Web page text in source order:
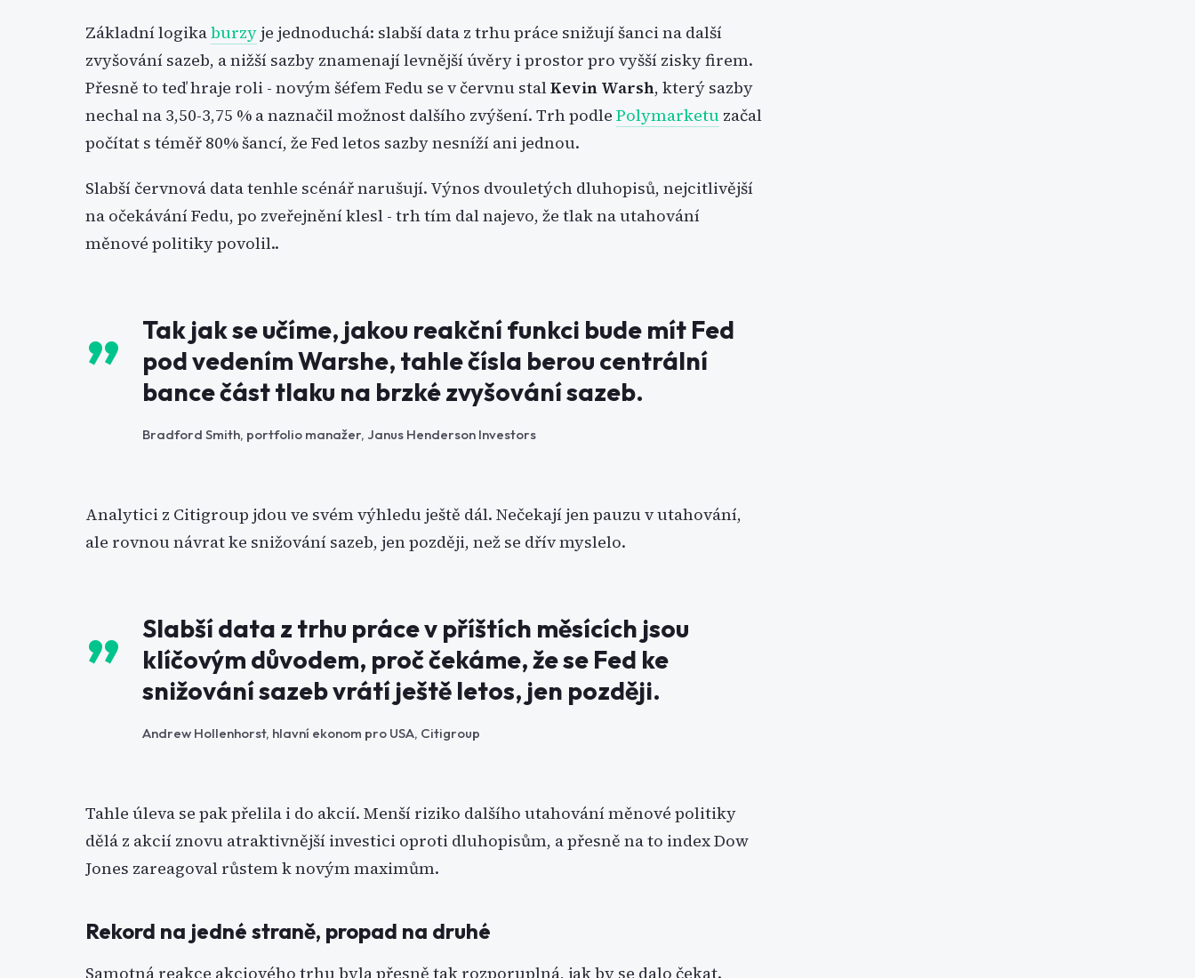
Základní logikaburzy je jednoduchá: slabší data z trhu práce snižují šanci na další
zvyšování sazeb, a nižší sazby znamenají levnější úvěry i prostor pro vyšší zisky firem.
Přesně to teď hraje roli - novým šéfem Fedu se v červnu stalKevin Warsh, který sazby
nechal na 3,50-3,75 % a naznačil možnost dalšího zvýšení. Trh podle Polymarketu začal
počítat s téměř 80% šancí, že Fed letos sazby nesníží ani jednou.
Slabší červnová data tenhle scénář narušují. Výnos dvouletých dluhopisů, nejcitlivější
na očekávání Fedu, po zveřejnění klesl - trh tím dal najevo, že tlak na utahování
měnové politiky povolil..
Tak jak se učíme, jakou reakční funkci bude mít Fed
pod vedením Warshe, tahle čísla berou centrální
bance část tlaku na brzké zvyšování sazeb.
Bradford Smith, portfolio manažer, Janus Henderson Investors
Analytici z Citigroup jdou ve svém výhledu ještě dál. Nečekají jen pauzu v utahování,
ale rovnou návrat ke snižování sazeb, jen později, než se dřív myslelo.
Slabší data z trhu práce v příštích měsících jsou
klíčovým důvodem, proč čekáme, že se Fed ke
snižování sazeb vrátí ještě letos, jen později.
Andrew Hollenhorst, hlavní ekonom pro USA, Citigroup
Tahle úleva se pak přelila i do akcií. Menší riziko dalšího utahování měnové politiky
dělá z akcií znovu atraktivnější investici oproti dluhopisům, a přesně na to index Dow
Jones zareagoval růstem k novým maximům.
Rekord na jedné straně, propad na druhé
Samotná reakce akciového trhu byla přesně tak rozporuplná, jak by se dalo čekat.